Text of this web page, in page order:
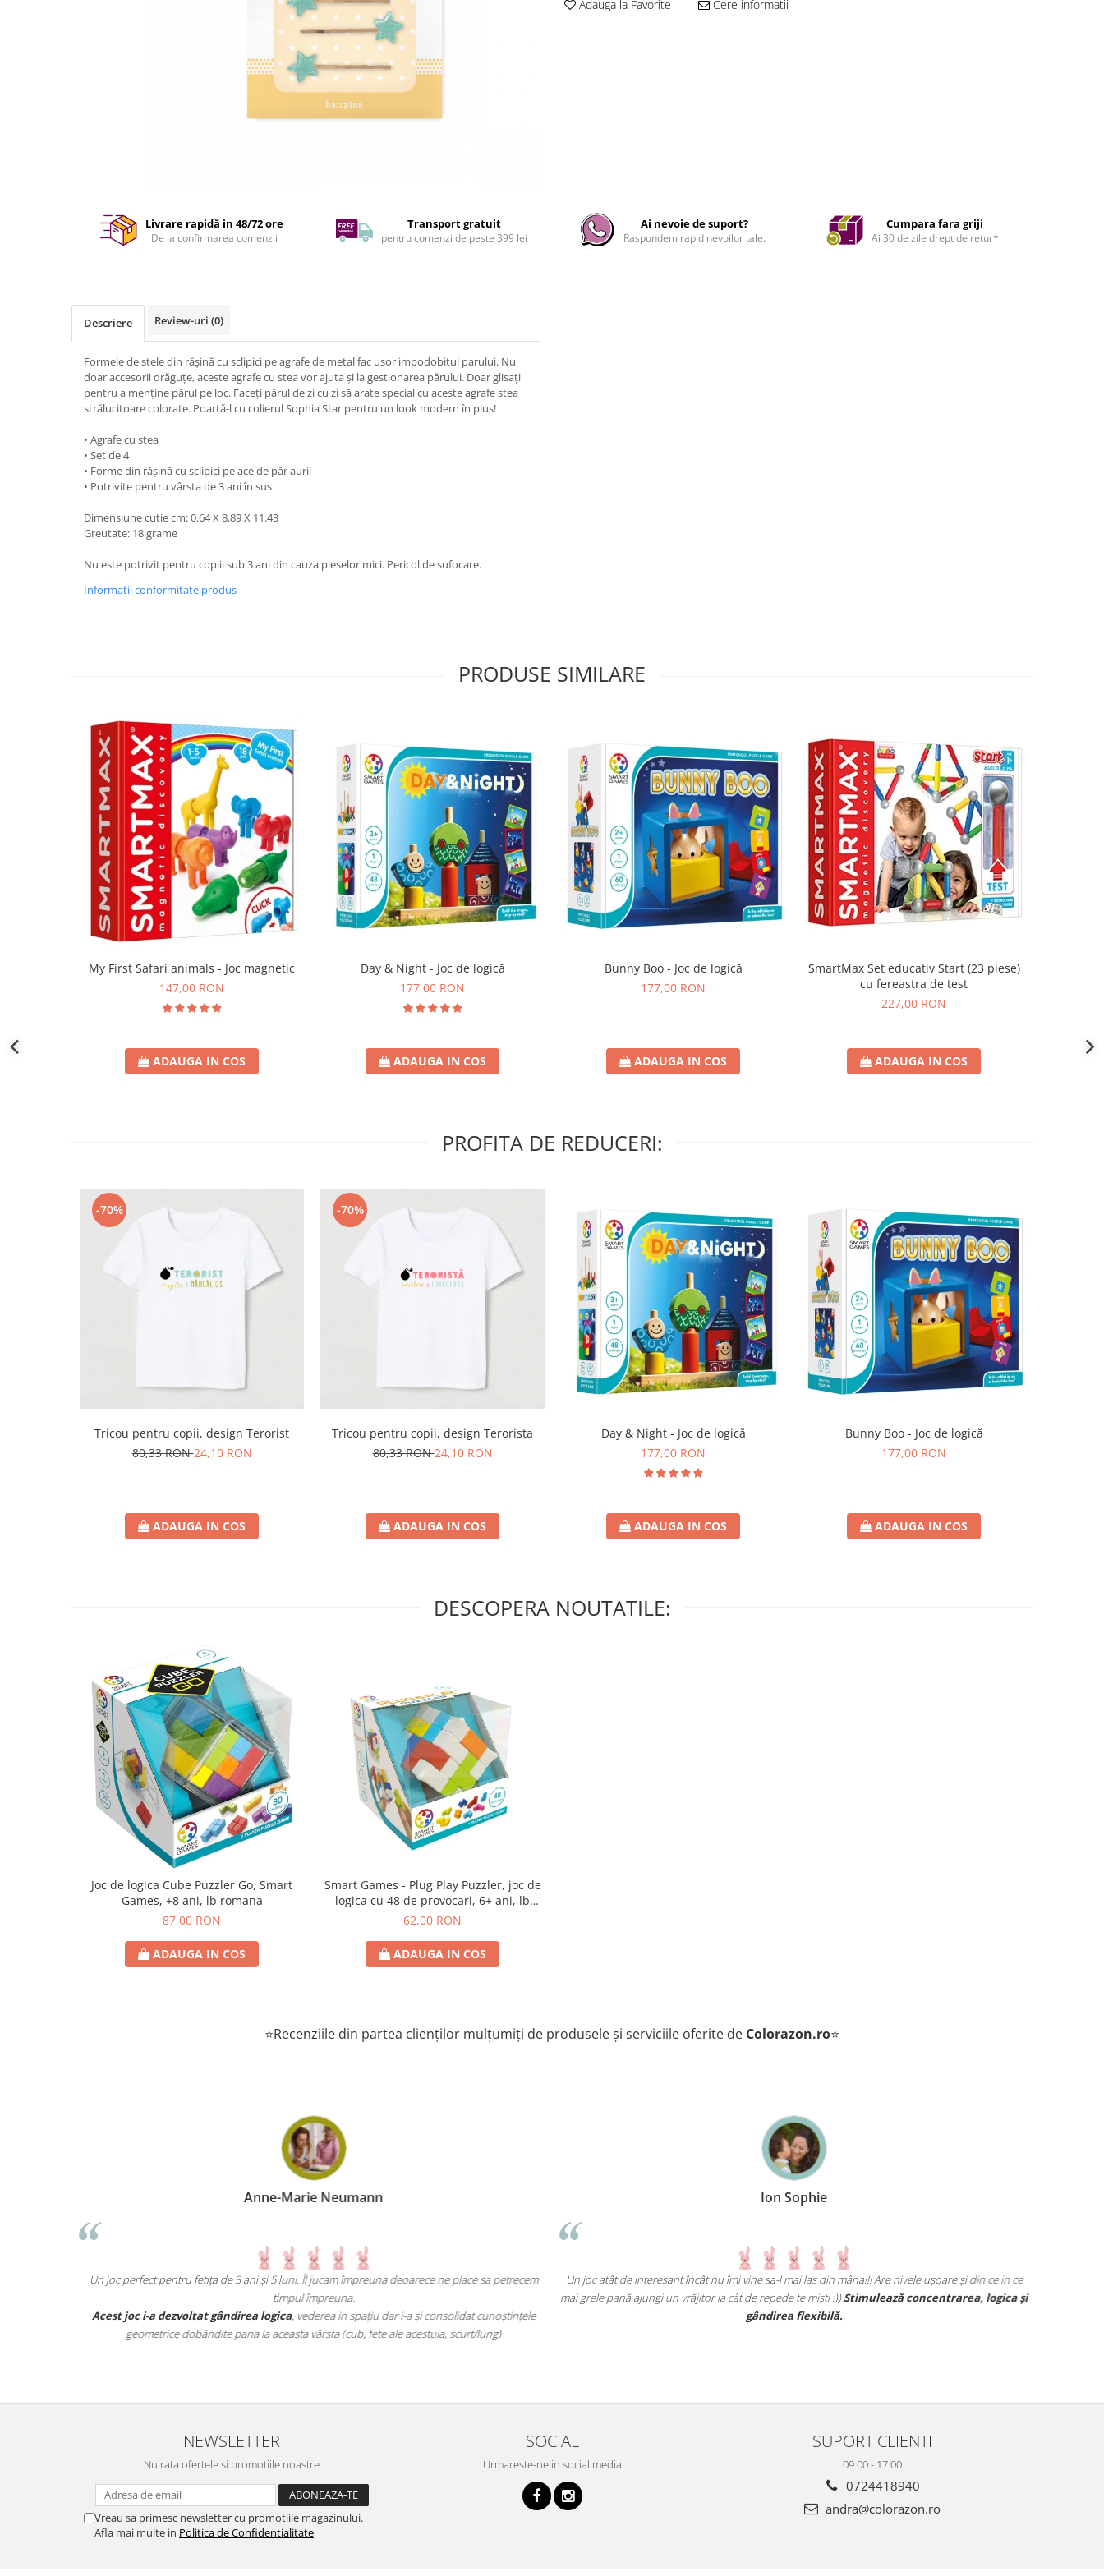
Adauga la Favorite Cere informatii
Livrare rapidă in 48/72 ore
De la confirmarea comenzii
Transport gratuit
pentru comenzi de peste 399 lei
Ai nevoie de suport?
Raspundem rapid nevoilor tale.
Cumpara fara griji
Ai 30 de zile drept de retur*
Descriere Review-uri (0)
Formele de stele din rășină cu sclipici pe agrafe de metal fac usor impodobitul parului. Nu
doar accesorii drăguțe, aceste agrafe cu stea vor ajuta și la gestionarea părului. Doar glisați
pentru a menține părul pe loc. Faceți părul de zi cu zi să arate special cu aceste agrafe stea
strălucitoare colorate. Poartă-l cu colierul Sophia Star pentru un look modern în plus!
• Agrafe cu stea
• Set de 4
• Forme din rășină cu sclipici pe ace de păr aurii
• Potrivite pentru vârsta de 3 ani în sus
Dimensiune cutie cm: 0.64 X 8.89 X 11.43
Greutate: 18 grame
Nu este potrivit pentru copiii sub 3 ani din cauza pieselor mici. Pericol de sufocare.
Informatii conformitate produs
PRODUSE SIMILARE
My First Safari animals - Joc magnetic
147,00 RON
ADAUGA IN COS
Day & Night - Joc de logică
177,00 RON
ADAUGA IN COS
Bunny Boo - Joc de logică
177,00 RON
ADAUGA IN COS
SmartMax Set educativ Start (23 piese)
cu fereastra de test
227,00 RON
ADAUGA IN COS
PROFITA DE REDUCERI:
-70%
Tricou pentru copii, design Terorist
80,33 RON24,10 RON
ADAUGA IN COS
-70%
Tricou pentru copii, design Terorista
80,33 RON24,10 RON
ADAUGA IN COS
Day & Night - Joc de logică
177,00 RON
ADAUGA IN COS
Bunny Boo - Joc de logică
177,00 RON
ADAUGA IN COS
DESCOPERA NOUTATILE:
Joc de logica Cube Puzzler Go, Smart
Games, +8 ani, lb romana
87,00 RON
ADAUGA IN COS
Smart Games - Plug Play Puzzler, joc de
logica cu 48 de provocari, 6+ ani, lb
romana
62,00 RON
ADAUGA IN COS
⭐Recenziile din partea clienților mulțumiți de produsele și serviciile oferite de Colorazon.ro⭐
Anne-Marie Neumann
Un joc perfect pentru fetița de 3 ani și 5 luni. Îl jucam împreuna deoarece ne place sa petrecem
timpul împreuna.
Acest joc i-a dezvoltat gândirea logica, vederea in spațiu dar i-a și consolidat cunoștințele
geometrice dobândite pana la aceasta vârsta (cub, fete ale acestuia, scurt/lung)
Ion Sophie
Un joc atât de interesant încât nu îmi vine sa-l mai las din mâna!!! Are nivele ușoare și din ce in ce
mai grele pană ajungi un vrăjitor la cât de repede te miști :))Stimulează concentrarea, logica și
gândirea flexibilă.
NEWSLETTER
Nu rata ofertele si promotiile noastre
Vreau sa primesc newsletter cu promotiile magazinului.
Afla mai multe in Politica de Confidentialitate
SOCIAL
Urmareste-ne in social media
SUPORT CLIENTI
09:00 - 17:00
0724418940
andra@colorazon.ro